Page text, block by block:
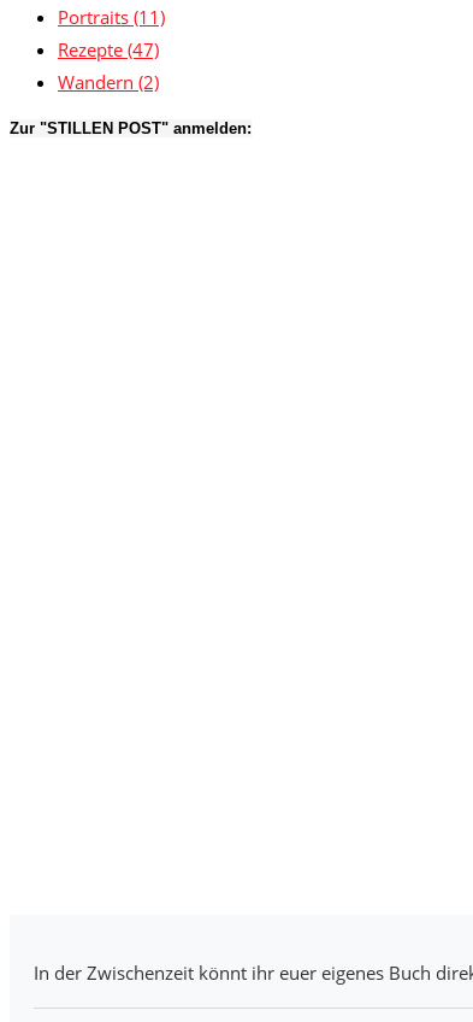
Portraits (11)
Rezepte (47)
Wandern (2)
Zur "STILLEN POST" anmelden:
In der Zwischenzeit könnt ihr euer eigenes Buch